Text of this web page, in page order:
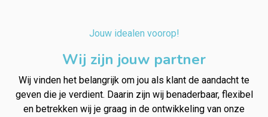
Jouw idealen voorop!
Wij zijn jouw partner
Wij vinden het belangrijk om jou als klant de aandacht te
geven die je verdient. Daarin zijn wij benaderbaar, flexibel
en betrekken wij je graag in de ontwikkeling van onze